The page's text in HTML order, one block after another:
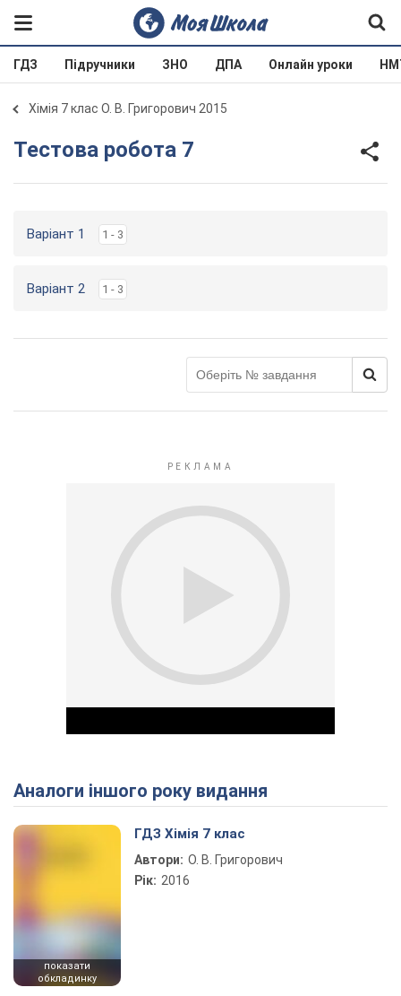
ГДЗ Підручники ЗНО ДПА Онлайн уроки
Хімія 7 клас О. В. Григорович 2015
Тестова робота 7
Варіант 1 1 - 3
Варіант 2 1 - 3
Play Video
Аналоги іншого року видання
показати
обкладинку
ГДЗ Хімія 7 клас
Автори: О. В. Григорович
Рік: 2016